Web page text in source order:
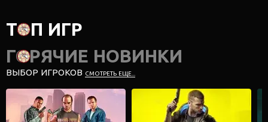
ТОП ИГР
ГОРЯЧИЕ НОВИНКИ
ВЫБОР ИГРОКОВ СМОТРЕТЬ ЕЩЕ...